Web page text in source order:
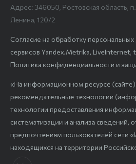
Адрес: 346050, Ростовская область,
Ленина, 120/2
Согласие на обработку
сервисов Yandex.Metrika, LiveInternet,
Политика конфиденциальности и
«На информационном ресурсе
рекомендательные технологии
технологии предоставления
систематизации и анализа сведений,
предпочтениям пользователей сети
находящихся на территории